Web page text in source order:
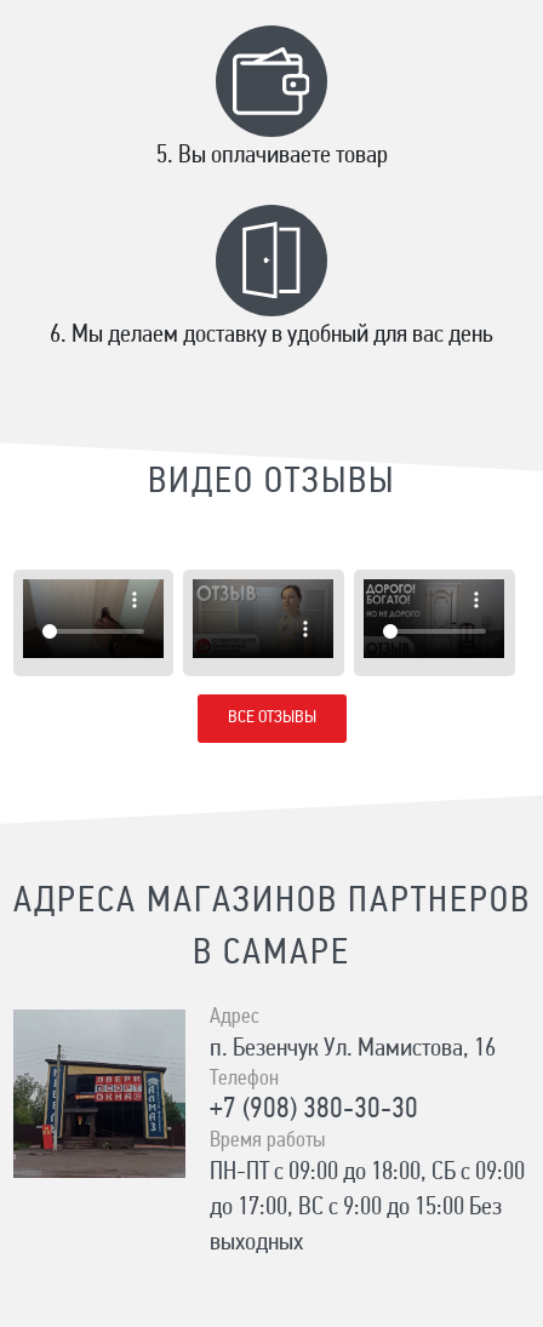
Вы оплачиваете товар
Мы делаем доставку в удобный для вас день
ВИДЕО ОТЗЫВЫ
ВСЕ ОТЗЫВЫ
АДРЕСА МАГАЗИНОВ ПАРТНЕРОВ
В САМАРЕ
Адрес
п. Безенчук Ул. Мамистова, 16
Телефон
+7 (908) 380-30-30
Время работы
ПН-ПТ с 09:00 до 18:00, СБ с 09:00
до 17:00, ВС с 9:00 до 15:00 Без
выходных